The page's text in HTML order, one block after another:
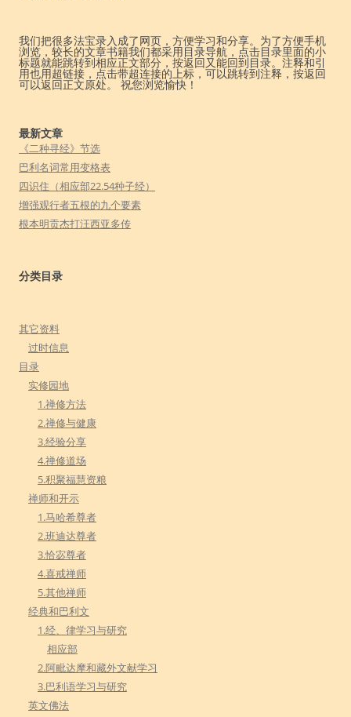
我们把很多法宝录入成了网页，方便学习和分享。为了方便手机
浏览，较长的文章书籍我们都采用目录导航，点击目录里面的小
标题就能跳转到相应正文部分，按返回又能回到目录。注释和引
用也用超链接，点击带超连接的上标，可以跳转到注释，按返回
可以返回正文原处。 祝您浏览愉快！
最新文章
《二种寻经》节选
巴利名词常用变格表
四识住（相应部22.54种子经）
增强观行者五根的九个要素
根本明贡杰打汪西亚多传
分类目录
其它资料
过时信息
目录
实修园地
1.禅修方法
2.禅修与健康
3.经验分享
4.禅修道场
5.积聚福慧资粮
禅师和开示
1.马哈希尊者
2.班迪达尊者
3.恰宓尊者
4.喜戒禅师
5.其他禅师
经典和巴利文
1.经、律学习与研究
相应部
2.阿毗达摩和藏外文献学习
3.巴利语学习与研究
英文佛法